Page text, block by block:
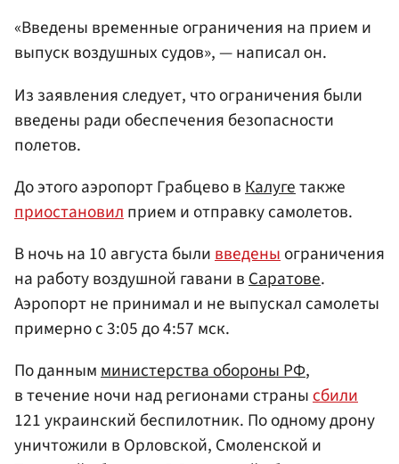
«Введены временные ограничения на прием и
выпуск воздушных судов», — написал он.
Из заявления следует, что ограничения были
введены ради обеспечения безопасности
полетов.
До этого аэропорт Грабцево вКалугетакже
приостановилприем и отправку самолетов.
В ночь на 10 августа быливведеныограничения
на работу воздушной гавани вСаратове.
Аэропорт не принимал и не выпускал самолеты
примерно с 3:05 до 4:57 мск.
По даннымминистерства обороны РФ,
в течение ночи над регионами странысбили
121 украинский беспилотник. По одному дрону
уничтожили в Орловской, Смоленской и